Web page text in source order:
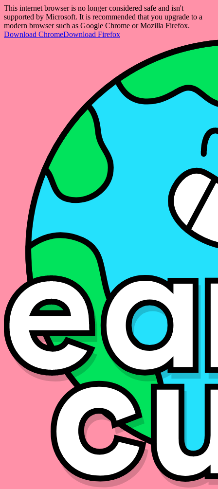
This internet browser is no longer considered safe and isn't
supported by Microsoft. It is recommended that you upgrade to a
modern browser such as Google Chrome or Mozilla Firefox.
Download ChromeDownload Firefox